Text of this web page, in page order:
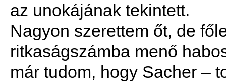
az unokájának tekintett.
Nagyon szerettem őt, de
ritkaságszámba menő
már tudom, hogy Sacher –